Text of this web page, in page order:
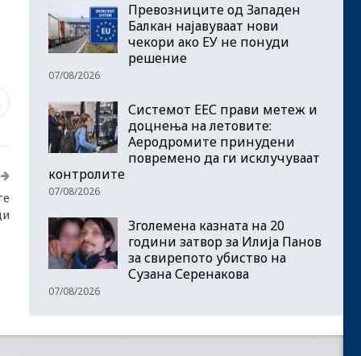
Превозниците од Западен
Балкан најавуваат нови
чекори ако ЕУ не понуди
решение
07/08/2026
Системот ЕЕС прави метеж и
доцнења на летовите:
Аеродромите принудени
повремено да ги исклучуваат
контролите
07/08/2026
Зголемена казната на 20
години затвор за Илија Панов
за свирепото убиство на
Сузана Серенакова
07/08/2026